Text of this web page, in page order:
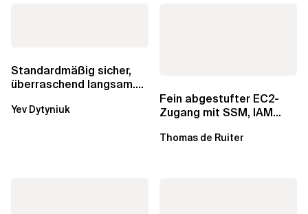
Standardmäßig sicher,
überraschend langsam.
über die RDS...
Yev Dytyniuk
Fein abgestufter EC2-
Zugang mit SSM, IAM
Thomas de Ruiter